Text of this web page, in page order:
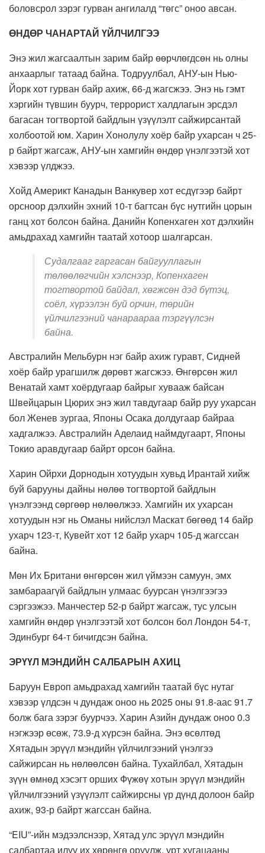
боловсрол зэрэг гурван ангилалд “төгс” оноо авсан.
ӨНДӨР ЧАНАРТАЙ ҮЙЛЧИЛГЭЭ
Энэ жил жагсаалтын зарим байр өөрчлөгдсөн нь олны
анхаарлыг татаад байна. Тодруулбал, АНУ-ын Нью-
Йорк хот гурван байр ахиж, 66-д жагсжээ. Энэ нь гэмт
хэргийн түвшин буурч, террорист халдлагын эрсдэл
багасан тогтвортой байдлын үзүүлэлт сайжирсантай
холбоотой юм. Харин Хонолулу хоёр байр ухарсан ч 25-
р байрт жагсаж, АНУ-ын хамгийн өндөр үнэлгээтэй хот
хэвээр үлджээ.
Хойд Америкт Канадын Ванкувер хот есдүгээр байрт
орсноор дэлхийн эхний 10-т багтсан бүс нутгийн цорын
ганц хот болсон байна. Данийн Копенхаген хот дэлхийн
амьдрахад хамгийн таатай хотоор шалгарсан.
Судалгааг гаргасан байгууллагын
төлөөлөгчийн хэлснээр, Копенхаген
тогтвортой байдал, хөгжсөн дэд бүтэц,
соёл, хүрээлэн буй орчин, төрийн
үйлчилгээний чанараараа тэргүүлсэн
байна.
Австралийн Мельбурн нэг байр ахиж гуравт, Сидней
хоёр байр урагшилж дөрөвт жагсжээ. Өнгөрсөн жил
Венатай хамт хоёрдугаар байрыг хувааж байсан
Швейцарын Цюрих энэ жил тавдугаар байр руу ухарсан
бол Женев зургаа, Японы Осака долдугаар байраа
хадгалжээ. Австралийн Аделаид наймдугаарт, Японы
Токио аравдугаар байрт орсон байна.
Харин Ойрхи Дорнодын хотуудын хувьд Ирантай хийж
буй барууны дайны нөлөө тогтвортой байдлын
үнэлгээнд сөргөөр нөлөөлжээ. Хамгийн их ухарсан
хотуудын нэг нь Оманы нийслэл Маскат бөгөөд 14 байр
ухарч 123-т, Кувейт хот 12 байр ухарч 105-д жагссан
байна.
Мөн Их Британи өнгөрсөн жил үймээн самуун, эмх
замбараагүй байдлын улмаас буурсан үнэлгээгээ
сэргээжээ. Манчестер 52-р байрт жагсаж, тус улсын
хамгийн өндөр үнэлгээтэй хот болсон бол Лондон 54-т,
Эдинбург 64-т бичигдсэн байна.
ЭРҮҮЛ МЭНДИЙН САЛБАРЫН АХИЦ
Баруун Европ амьдрахад хамгийн таатай бүс нутаг
хэвээр үлдсэн ч дундаж оноо нь 2025 оны 91.8-аас 91.7
болж бага зэрэг буурчээ. Харин Азийн дундаж оноо 0.3
нэгжээр өсөж, 73.9-д хүрсэн байна. Энэ өсөлтөд
Хятадын эрүүл мэндийн үйлчилгээний үнэлгээ
сайжирсан нь нөлөөлсөн байна. Тухайлбал, Хятадын
зүүн өмнөд хэсэгт орших Фүжөү хотын эрүүл мэндийн
үйлчилгээний үзүүлэлт сайжирсны үр дүнд долоон байр
ахиж, 93-р байрт жагссан байна.
“EIU”-ийн мэдээлснээр, Хятад улс эрүүл мэндийн
салбартаа илүү их хөрөнгө оруулж, урт хугацааны